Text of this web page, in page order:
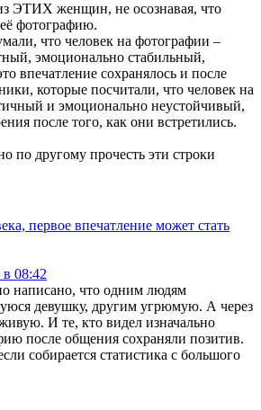
ЭТИХ женщин, не осознавая, что
фотографию.
что человек на фотографии –
эмоционально стабильный,
впечатление сохранялось и после
которые посчитали, что человек на
и эмоционально неустойчивый,
после того, как они встретились.
по другому прочесть эти строки
первое впечатление может стать
в 08:42
написано, что одним людям
девушку, другим угрюмую. А через
И те, кто видел изначально
после общения сохраняли позитив.
собирается статистика с большого